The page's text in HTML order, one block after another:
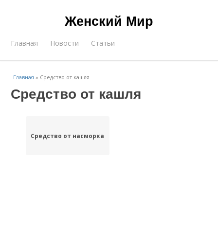
Женский Мир
Главная Новости Статьи
Главная » Средство от кашля
Средство от кашля
Средство от насморка